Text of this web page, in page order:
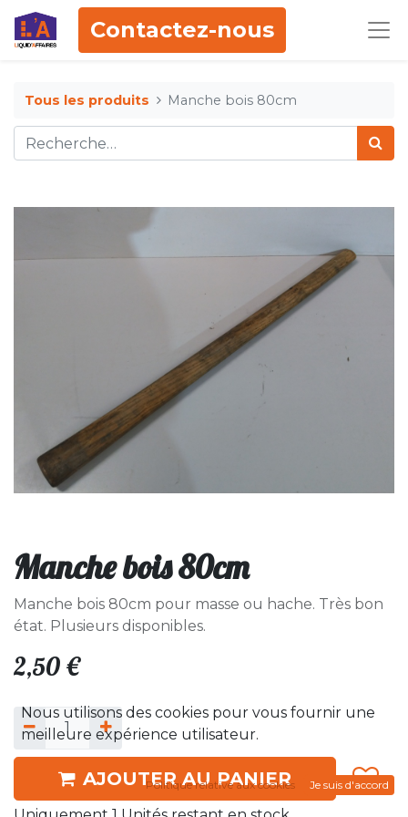
Contactez-nous
Tous les produits Manche bois 80cm
Manche bois 80cm
Manche bois 80cm pour masse ou hache. Très bon
état. Plusieurs disponibles.
2,50 €
AJOUTER AU PANIER
Nous utilisons des cookies pour vous fournir une
meilleure expérience utilisateur.
Politique relative aux cookies Je suis d'accord